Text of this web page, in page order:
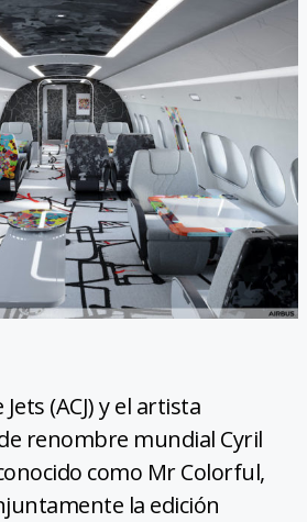
(ACJ) y el artista
renombre mundial Cyril
como Mr Colorful,
la edición